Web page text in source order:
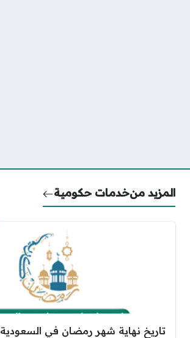
المزيد منخدمات حكومية
تاريخ نهاية شهر رمضان في السعودية 2026